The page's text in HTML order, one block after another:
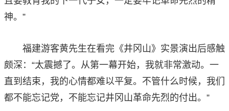
神。”
福建游客黄先生在看完《井冈山》实景演出后感触
颇深：“太震撼了。从第一幕开始，我就非常激动。一
直到结束，我的心情都难以平复。不管什么时候，我们
都不能忘记党，不能忘记井冈山革命先烈的付出。”